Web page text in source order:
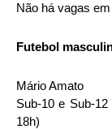
Não há vagas
Futebol
Mário Amato
Sub-10 e Sub-
18h)